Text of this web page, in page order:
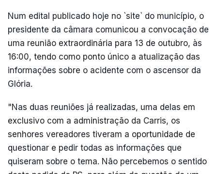
Num edital publicado hoje no `site` do município, o
presidente da câmara comunicou a convocação de
uma reunião extraordinária para 13 de outubro, às
16:00, tendo como ponto único a atualização das
informações sobre o acidente com o ascensor da
Glória.
"Nas duas reuniões já realizadas, uma delas em
exclusivo com a administração da Carris, os
senhores vereadores tiveram a oportunidade de
questionar e pedir todas as informações que
quiseram sobre o tema. Não percebemos o sentido